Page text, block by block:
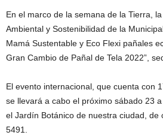
En el marco de la semana de la Tierra,
Ambiental y Sostenibilidad de la
Mamá Sustentable y Eco Flexi pañales
Gran Cambio de Pañal de Tela 2022”,
El evento internacional, que cuenta con
se llevará a cabo el próximo sábado 23
el Jardín Botánico de nuestra ciudad, de
5491.